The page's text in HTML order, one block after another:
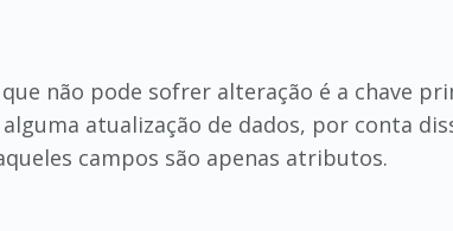
não pode sofrer alteração é a chave
atualização de dados, por conta
campos são apenas atributos.